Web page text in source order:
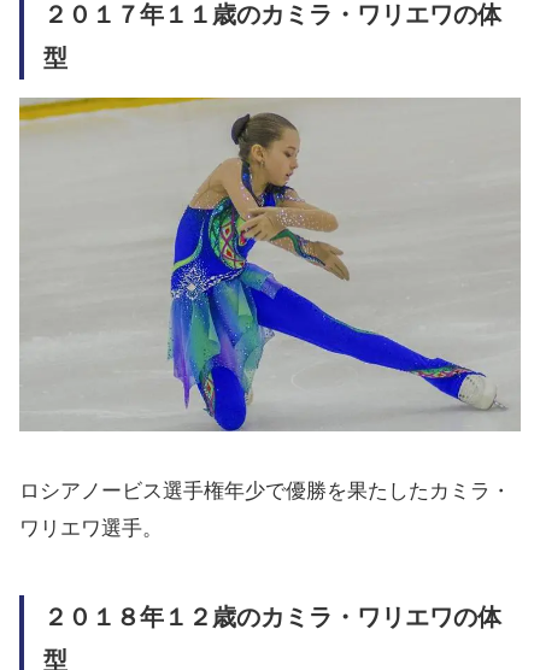
２０１７年１１歳のカミラ・ワリエワの体
型
ロシアノービス選手権年少で優勝を果たしたカミラ・
ワリエワ選手。
２０１８年１２歳のカミラ・ワリエワの体
型